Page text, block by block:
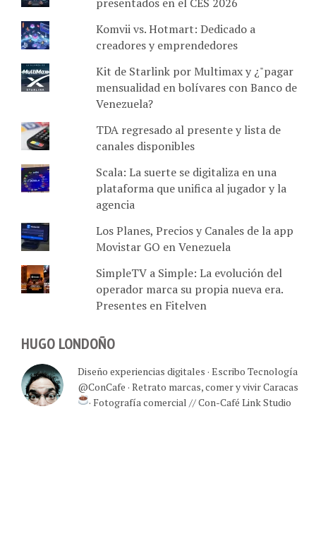
Komvii vs. Hotmart: Dedicado a
creadores y emprendedores
Kit de Starlink por Multimax y ¿"pagar
mensualidad en bolívares con Banco de
Venezuela?
TDA regresado al presente y lista de
canales disponibles
Scala: La suerte se digitaliza en una
plataforma que unifica al jugador y la
agencia
Los Planes, Precios y Canales de la app
Movistar GO en Venezuela
SimpleTV a Simple: La evolución del
operador marca su propia nueva era.
Presentes en Fitelven
HUGO LONDOÑO
Diseño experiencias digitales · Escribo Tecnología
@ConCafe · Retrato marcas, comer y vivir Caracas
· Fotografía comercial // Con-Café Link Studio